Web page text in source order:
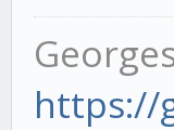
https://